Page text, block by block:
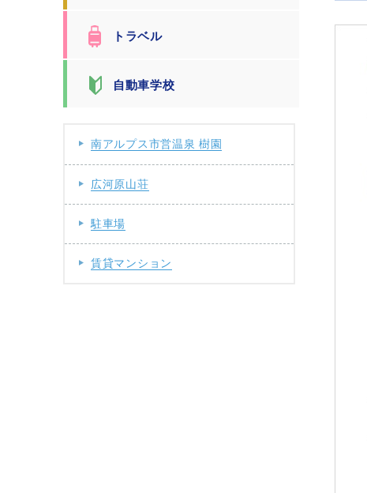
トラベル
自動車学校
南アルプス市営温泉 樹園
広河原山荘
駐車場
賃貸マンション